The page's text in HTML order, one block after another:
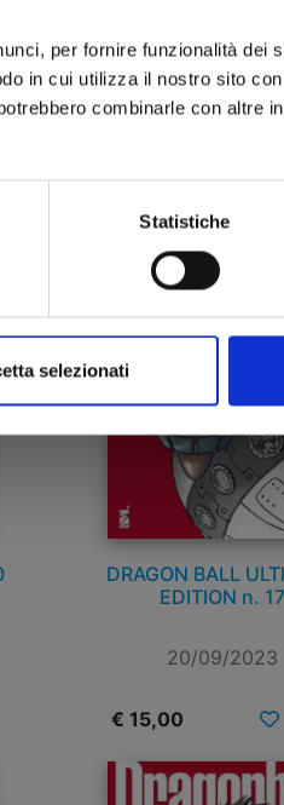
per fornire funzionalità dei
in cui utilizza il nostro sito
combinarle con altre
Statistiche
selezionati
EDITION n.
13/12/2023
€ 15,00
DRAGON BALL
EDITION n. 17
20/09/2023
€ 15,00